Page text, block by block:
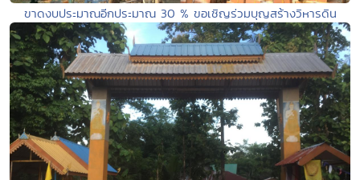
ขาดงบประมาณอีกประมาณ 30 % ขอเชิญร่วมบุญสร้างวิหารดิน